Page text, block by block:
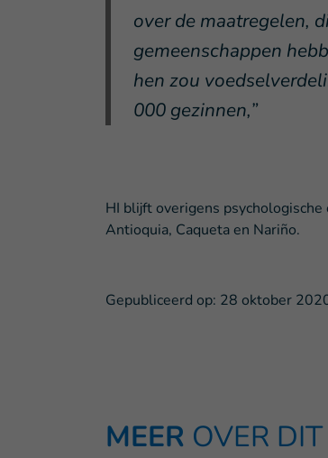
over de maatregelen,
gemeenschappen
hen zou
000 gezinnen,”
HI blijft overigens
Antioquia, Caqueta en Nariño.
Gepubliceerd op: 28 oktober
MEER OVER